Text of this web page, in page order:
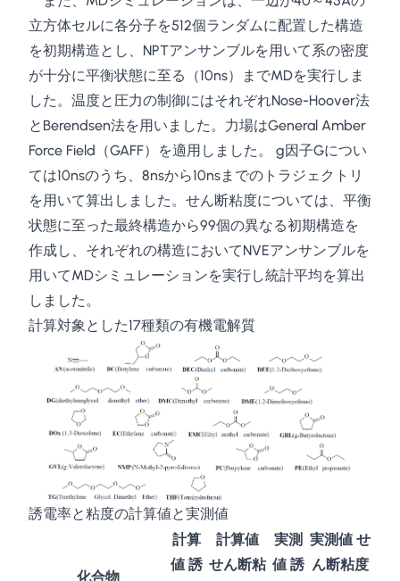
J_{xy}
(0)
\rangle
\, dt
立方体セルに各分子を512個ランダムに配置した構造
を初期構造とし、NPTアンサンブルを用いて系の密度
が十分に平衡状態に至る（10ns）までMDを実行しま
した。温度と圧力の制御にはそれぞれNose-Hoover法
とBerendsen法を用いました。力場はGeneral Amber
Force Field（GAFF）を適用しました。 g因子Gについ
ては10nsのうち、8nsから10nsまでのトラジェクトリ
を用いて算出しました。せん断粘度については、平衡
状態に至った最終構造から99個の異なる初期構造を
作成し、それぞれの構造においてNVEアンサンブルを
用いてMDシミュレーションを実行し統計平均を算出
しました。
計算対象とした17種類の有機電解質
誘電率と粘度の計算値と実測値
化合物
計算
値 誘
計算値
せん断粘
実測
値 誘
実測値 せ
ん断粘度\eta